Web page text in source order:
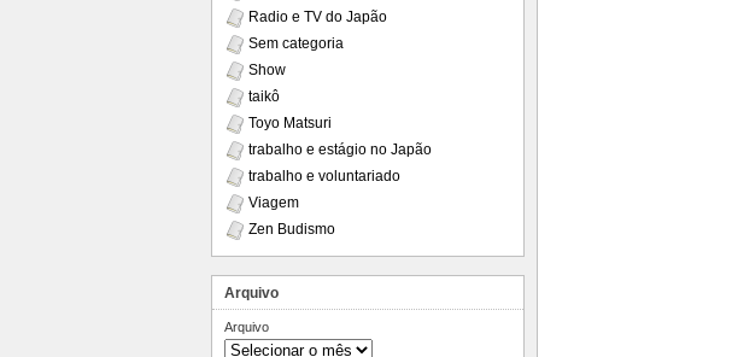
Radio e TV do Japão
Sem categoria
Show
taikô
Toyo Matsuri
trabalho e estágio no Japão
trabalho e voluntariado
Viagem
Zen Budismo
Arquivo
Arquivo